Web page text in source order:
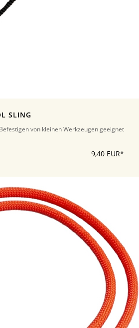
SLING
von kleinen Werkzeugen geeignet
9,40 EUR*